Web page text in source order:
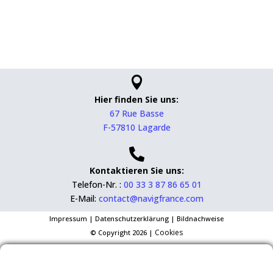

Hier finden Sie uns:
67 Rue Basse
F-57810 Lagarde

Kontaktieren Sie uns:
Telefon-Nr. : 00 33 3 87 86 65 01
E-Mail: contact@navigfrance.com
Impressum | Datenschutzerklärung | Bildnachweise
© Copyright 2026 | Cookies